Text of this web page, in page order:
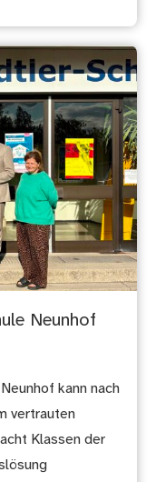
Neunhof
kann nach
vertrauten
Klassen der